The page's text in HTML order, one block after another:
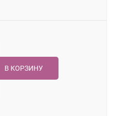
В КОРЗИНУ